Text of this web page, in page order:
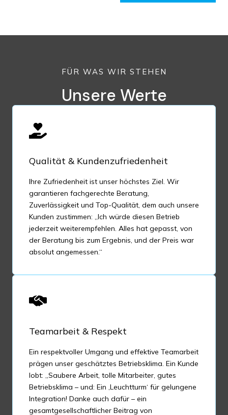
FÜR WAS WIR STEHEN
Unsere Werte
Qualität & Kundenzufriedenheit
Ihre Zufriedenheit ist unser höchstes Ziel. Wir
garantieren fachgerechte Beratung,
Zuverlässigkeit und Top-Qualität, dem auch unsere
Kunden zustimmen: „Ich würde diesen Betrieb
jederzeit weiterempfehlen. Alles hat gepasst, von
der Beratung bis zum Ergebnis, und der Preis war
absolut angemessen.“
Teamarbeit & Respekt
Ein respektvoller Umgang und effektive Teamarbeit
prägen unser geschätztes Betriebsklima. Ein Kunde
lobt: „Saubere Arbeit, tolle Mitarbeiter, gutes
Betriebsklima – und: Ein ‚Leuchtturm‘ für gelungene
Integration! Danke auch dafür – ein
gesamtgesellschaftlicher Beitrag von